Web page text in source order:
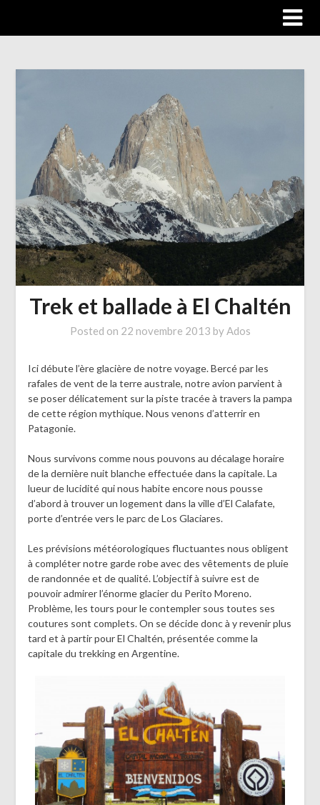
Trek et ballade à El Chaltén
Posted on 22 novembre 2013 byAdos
Ici débute l’ère glacière de notre voyage. Bercé par les
rafales de vent de la terre australe, notre avion parvient à
se poser délicatement sur la piste tracée à travers la pampa
de cette région mythique. Nous venons d’atterrir en
Patagonie.
Nous survivons comme nous pouvons au décalage horaire
de la dernière nuit blanche effectuée dans la capitale. La
lueur de lucidité qui nous habite encore nous pousse
d’abord à trouver un logement dans la ville d’El Calafate,
porte d’entrée vers le parc de Los Glaciares.
Les prévisions météorologiques fluctuantes nous obligent
à compléter notre garde robe avec des vêtements de pluie
de randonnée et de qualité. L’objectif à suivre est de
pouvoir admirer l’énorme glacier du Perito Moreno.
Problème, les tours pour le contempler sous toutes ses
coutures sont complets. On se décide donc à y revenir plus
tard et à partir pour El Chaltén, présentée comme la
capitale du trekking en Argentine.